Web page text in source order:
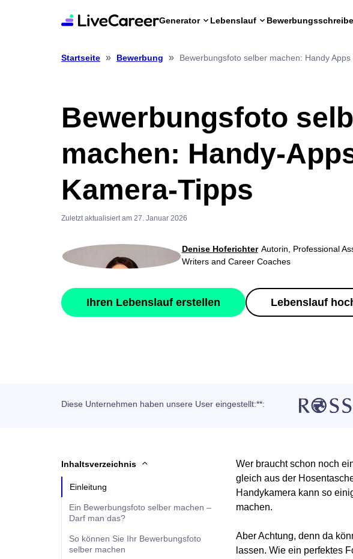
Generator Lebenslauf
Startseite » Bewerbung » Bewerbungsfoto selber machen: Handy
Bewerbungsfoto
machen: Handy-
Kamera-Tipps
Zuletzt aktualisiert am 27. Januar 2026
Denise Hoferichter Autorin, Professional
Writers and Career Coaches
Ihren Lebenslauf erstellen Lebenslauf
Diese Unternehmen haben unsere User eingestellt:**:
Inhaltsverzeichnis
Einleitung
Ein Bewerbungsfoto selber machen –
Darf man das?
So können Sie Ihr Bewerbungsfoto
selber machen
Wer braucht schon noch
gleich aus der
Handykamera kann so
machen.
Aber Achtung, denn da
lassen. Wie ein perfektes